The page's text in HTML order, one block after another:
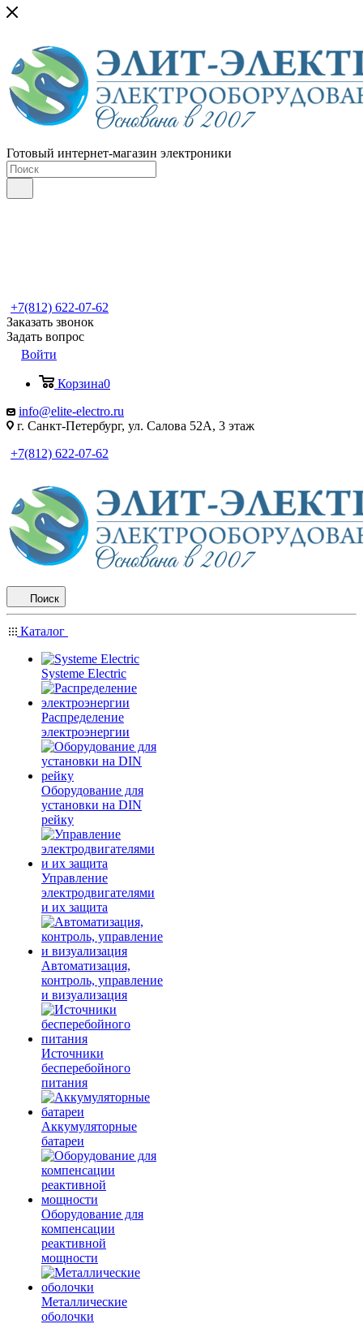
Готовый интернет-магазин электроники
+7(812) 622-07-62
Заказать звонок
Задать вопрос
Войти
Корзина0
info@elite-electro.ru
г. Санкт-Петербург, ул. Салова 52А, 3 этаж
+7(812) 622-07-62
Поиск
Каталог
Systeme Electric
Распределение
электроэнергии
Оборудование для
установки на DIN
рейку
Управление
электродвигателями
и их защита
Автоматизация,
контроль, управление
и визуализация
Источники
бесперебойного
питания
Аккумуляторные
батареи
Оборудование для
компенсации
реактивной
мощности
Металлические
оболочки